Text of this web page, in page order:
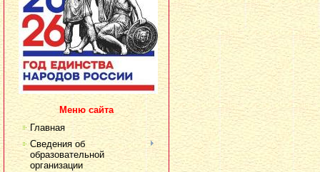
Меню сайта
Главная
Сведения об
образовательной
организации